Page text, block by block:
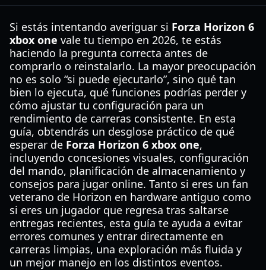
Si estás intentando averiguar si Forza Horizon 6
xbox one vale tu tiempo en 2026, te estás
haciendo la pregunta correcta antes de
comprarlo o reinstalarlo. La mayor preocupación
no es solo “si puede ejecutarlo”, sino qué tan
bien lo ejecuta, qué funciones podrías perder y
cómo ajustar tu configuración para un
rendimiento de carreras consistente. En esta
guía, obtendrás un desglose práctico de qué
esperar de Forza Horizon 6 xbox one,
incluyendo concesiones visuales, configuración
del mando, planificación de almacenamiento y
consejos para jugar online. Tanto si eres un fan
veterano de Horizon en hardware antiguo como
si eres un jugador que regresa tras saltarse
entregas recientes, esta guía te ayuda a evitar
errores comunes y entrar directamente en
carreras limpias, una exploración más fluida y
un mejor manejo en los distintos eventos.